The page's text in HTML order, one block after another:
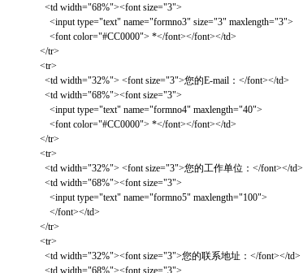
<td width="68%"><font size="3">
<input type="text" name="formno3" size="3" maxlength="3">
<font color="#CC0000"> *</font></font></td>
</tr>
<tr>
<td width="32%"> <font size="3">您的E-mail：</font></td>
<td width="68%"><font size="3">
<input type="text" name="formno4" maxlength="40">
<font color="#CC0000"> *</font></font></td>
</tr>
<tr>
<td width="32%"> <font size="3">您的工作单位：</font></td>
<td width="68%"><font size="3">
<input type="text" name="formno5" maxlength="100">
</font></td>
</tr>
<tr>
<td width="32%"><font size="3">您的联系地址：</font></td>
<td width="68%"><font size="3">